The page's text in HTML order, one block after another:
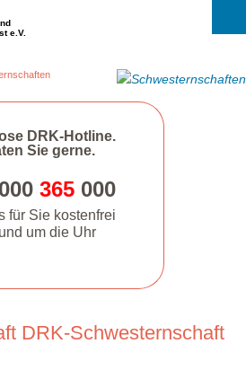
e.V.
DRK-Hotline.
Sie gerne.
365000
für Sie kostenfrei
um die Uhr
DRK-Schwesternschaft